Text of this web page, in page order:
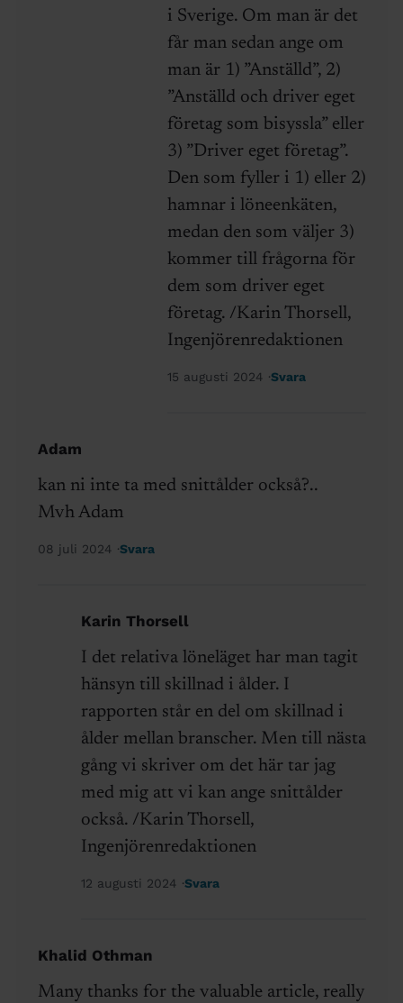
i Sverige. Om man är det
får man sedan ange om
man är 1) ”Anställd”, 2)
”Anställd och driver eget
företag som bisyssla” eller
3) ”Driver eget företag”.
Den som fyller i 1) eller 2)
hamnar i löneenkäten,
medan den som väljer 3)
kommer till frågorna för
dem som driver eget
företag. /Karin Thorsell,
Ingenjörenredaktionen
15 augusti 2024 Svara
Adam
kan ni inte ta med snittålder också?..
Mvh Adam
08 juli 2024 Svara
Karin Thorsell
I det relativa löneläget har man tagit
hänsyn till skillnad i ålder. I
rapporten står en del om skillnad i
ålder mellan branscher. Men till nästa
gång vi skriver om det här tar jag
med mig att vi kan ange snittålder
också. /Karin Thorsell,
Ingenjörenredaktionen
12 augusti 2024 Svara
Khalid Othman
Many thanks for the valuable article, really